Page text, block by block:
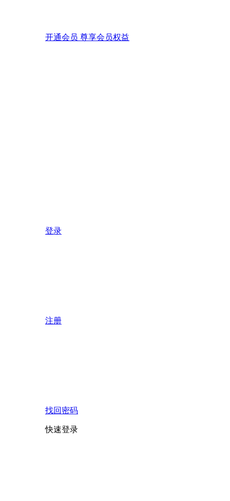
开通会员 尊享会员权益
登录
注册
找回密码
快速登录